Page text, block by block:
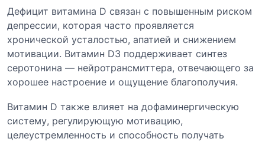
Дефицит витамина D связан с повышенным риском
депрессии, которая часто проявляется
хронической усталостью, апатией и снижением
мотивации. Витамин D3 поддерживает синтез
серотонина — нейротрансмиттера, отвечающего за
хорошее настроение и ощущение благополучия.
Витамин D также влияет на дофаминергическую
систему, регулирующую мотивацию,
целеустремленность и способность получать